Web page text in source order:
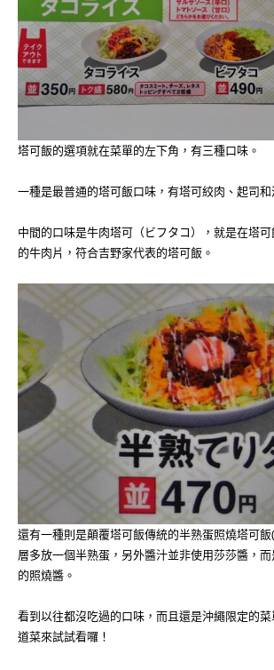
塔可飯的選項就在菜單的左下角，有三種口味。
一種是最普通的塔可飯口味，有塔可絞肉、起司和
中間的口味是牛肉塔可（ビフタコ），就是在塔
的牛肉片，符合吉野家代表的塔可飯。
還有一種則是顛覆塔可飯傳統的半熟蛋照燒塔可
層多放一個半熟蛋，另外醬汁並非使用莎莎醬，
的照燒醬。
看到以往都沒吃過的口味，而且還是沖繩限定的
道菜來試試看囉！